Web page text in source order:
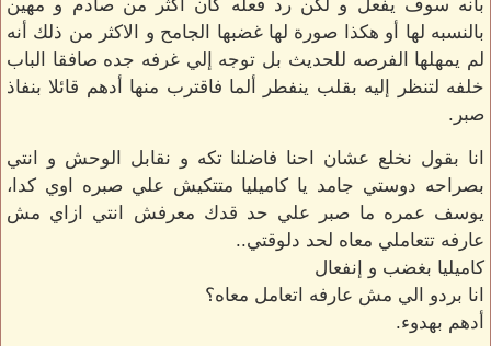
بأنه سوف يفعل و لكن رد فعله كان أكثر من صادم و مهين
بالنسبه لها أو هكذا صورة لها غضبها الجامح و الاكثر من ذلك أنه
لم يمهلها الفرصه للحديث بل توجه إلي غرفه جده صافقا الباب
خلفه لتنظر إليه بقلب ينفطر ألما فاقترب منها أدهم قائلا بنفاذ
صبر.
انا بقول نخلع عشان احنا فاضلنا تكه و نقابل الوحش و انتي
بصراحه دوستي جامد يا كاميليا متتكيش علي صبره اوي كدا،
يوسف عمره ما صبر علي حد قدك معرفش انتي ازاي مش
عارفه تتعاملي معاه لحد دلوقتي..
كاميليا بغضب و إنفعال
انا بردو الي مش عارفه اتعامل معاه؟
أدهم بهدوء.